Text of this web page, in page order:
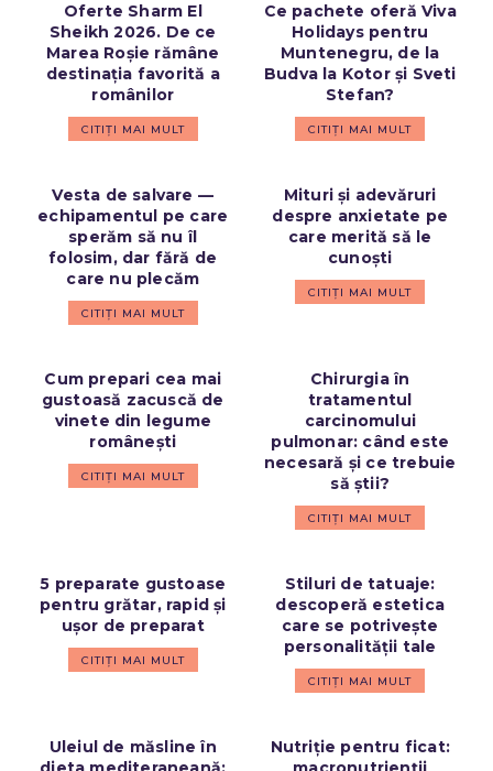
Oferte Sharm El
Sheikh 2026. De ce
Marea Roșie rămâne
destinația favorită a
românilor
CITIȚI MAI MULT
Ce pachete oferă Viva
Holidays pentru
Muntenegru, de la
Budva la Kotor și Sveti
Stefan?
CITIȚI MAI MULT
Vesta de salvare —
echipamentul pe care
sperăm să nu îl
folosim, dar fără de
care nu plecăm
CITIȚI MAI MULT
Mituri și adevăruri
despre anxietate pe
care merită să le
cunoști
CITIȚI MAI MULT
Cum prepari cea mai
gustoasă zacuscă de
vinete din legume
românești
CITIȚI MAI MULT
Chirurgia în
tratamentul
carcinomului
pulmonar: când este
necesară și ce trebuie
să știi?
CITIȚI MAI MULT
5 preparate gustoase
pentru grătar, rapid și
ușor de preparat
CITIȚI MAI MULT
Stiluri de tatuaje:
descoperă estetica
care se potrivește
personalității tale
CITIȚI MAI MULT
Uleiul de măsline în
Nutriție pentru ficat: